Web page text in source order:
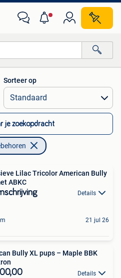
Sorteer op
je zoekopdracht
Lilac Tricolor American Bully
ABKC
Details
21 jul 26
Bully XL pups – Maple BBK
Details